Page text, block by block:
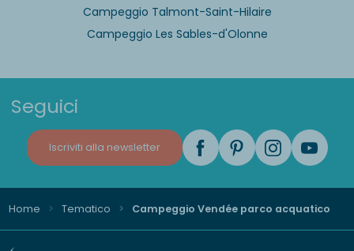
Campeggio Talmont-Saint-Hilaire
Campeggio Les Sables-d'Olonne
Seguici
Iscriviti alla newsletter
Home Tematico Campeggio Vendée parco acquatico